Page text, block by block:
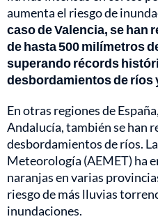
aumenta el riesgo de
caso de Valencia, se
de hasta 500 milímetros
superando récords
desbordamientos de ríos
En otras regiones de
Andalucía, también se han
desbordamientos de ríos.
Meteorología (AEMET) ha
naranjas en varias
riesgo de más lluvias
inundaciones.